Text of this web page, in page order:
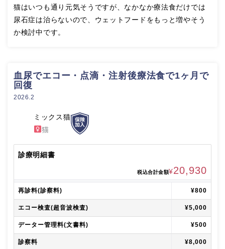
猫はいつも通り元気そうですが、なかなか療法食だけでは
尿石症は治らないので、ウェットフードをもっと増やそう
か検討中です。
血尿でエコー・点滴・注射後療法食で1ヶ月で
回復
2026.2
ミックス猫
猫
診療明細書
税込合計金額¥20,930
再診料(診察料) ¥800
エコー検査(超音波検査) ¥5,000
データー管理料(文書料) ¥500
診察料 ¥8,000